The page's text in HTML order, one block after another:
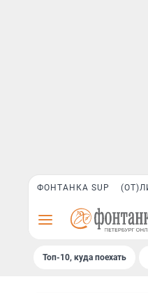
ФОНТАНКА SUP
Топ-10, куда поехать